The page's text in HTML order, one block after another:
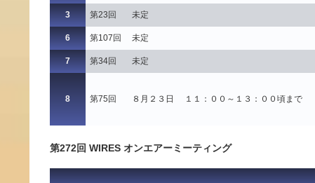
3 第23回 未定
6 第107回 未定
7 第34回 未定
8 第75回 ８月２３日 １１：００～１３：００頃まで
第272回 WIRES オンエアーミーティング